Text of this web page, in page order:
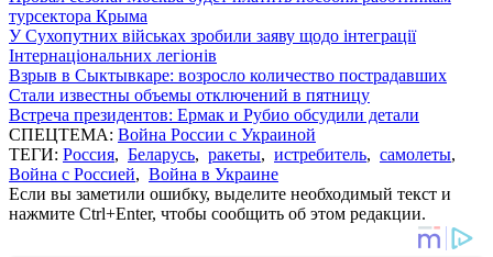
турсектора Крыма
У Сухопутних військах зробили заяву щодо інтеграції
Інтернаціональних легіонів
Взрыв в Сыктывкаре: возросло количество пострадавших
Стали известны объемы отключений в пятницу
Встреча президентов: Ермак и Рубио обсудили детали
СПЕЦТЕМА: Война России с Украиной
ТЕГИ: Россия, Беларусь, ракеты, истребитель, самолеты,
Война с Россией, Война в Украине
Если вы заметили ошибку, выделите необходимый текст и
нажмите Ctrl+Enter, чтобы сообщить об этом редакции.